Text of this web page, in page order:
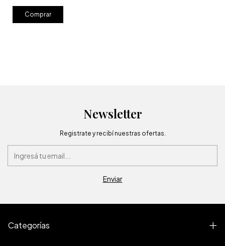
Newsletter
Registrate y recibí nuestras ofertas.
Categorías